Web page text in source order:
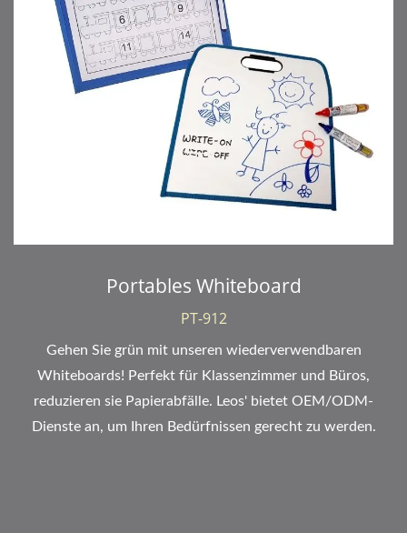
Portables Whiteboard
PT-912
Gehen Sie grün mit unseren wiederverwendbaren
Whiteboards! Perfekt für Klassenzimmer und Büros,
reduzieren sie Papierabfälle. Leos' bietet OEM/ODM-
Dienste an, um Ihren Bedürfnissen gerecht zu werden.